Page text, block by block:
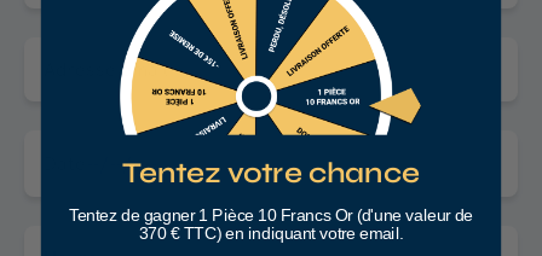
Adresse email
Tentez votre chance
Tentez de gagner 1 Pièce 10 Francs Or (d'une valeur de
370 € TTC) en indiquant votre email.